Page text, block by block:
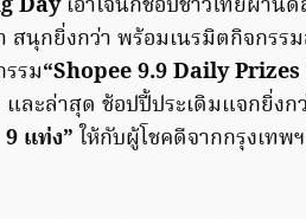
สนุกยิ่งกว่า พร้อมเนรมิตกิจกรร
รม“Shopee 9.9 Daily
ละล่าสุด ช้อปปี้ประเดิมแจกยิ่งก
แท่ง” ให้กับผู้โชคดีจากกรุงเทพ